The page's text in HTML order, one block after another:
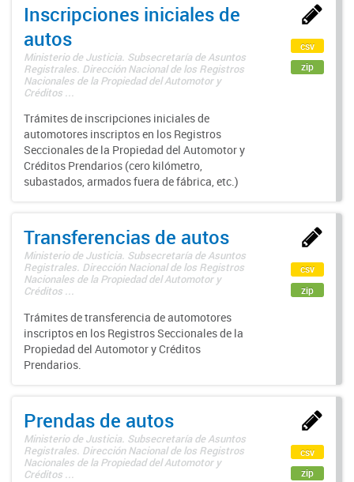
Inscripciones iniciales de
autos
Ministerio de Justicia. Subsecretaría de Asuntos
Registrales. Dirección Nacional de los Registros
Nacionales de la Propiedad del Automotor y
Créditos ...
Trámites de inscripciones iniciales de
automotores inscriptos en los Registros
Seccionales de la Propiedad del Automotor y
Créditos Prendarios (cero kilómetro,
subastados, armados fuera de fábrica, etc.)
csv
zip
Transferencias de autos
Ministerio de Justicia. Subsecretaría de Asuntos
Registrales. Dirección Nacional de los Registros
Nacionales de la Propiedad del Automotor y
Créditos ...
Trámites de transferencia de automotores
inscriptos en los Registros Seccionales de la
Propiedad del Automotor y Créditos
Prendarios.
csv
zip
Prendas de autos
Ministerio de Justicia. Subsecretaría de Asuntos
Registrales. Dirección Nacional de los Registros
Nacionales de la Propiedad del Automotor y
Créditos ...
csv
zip